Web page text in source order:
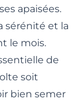
apaisées.
sérénité et la
le mois.
de
soit
bien semer